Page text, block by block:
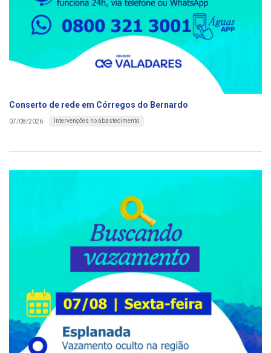
Conserto de rede em Córregos do Bernardo
07/08/2026 Intervenções no abastecimento